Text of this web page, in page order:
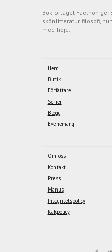
Bokförlaget Faethon
skönlitteratur, filosofi,
med höjd.
Hem
Butik
Författare
Serier
Blogg
Evenemang
Om oss
Kontakt
Press
Manus
Integritetspolicy
Kakpolicy